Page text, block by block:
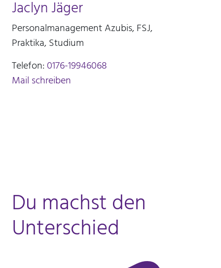
Jaclyn Jäger
Personalmanagement Azubis, FSJ,
Praktika, Studium
Telefon: 0176-19946068
Mail schreiben
Du machst den
Unterschied